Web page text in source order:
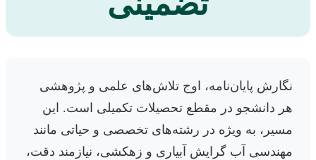
نگارش پایان‌نامه، اوج تلاش‌های علمی و پژوهشی
هر دانشجو در مقطع تحصیلات تکمیلی است. این
مسیر، به ویژه در رشته‌های تخصصی و حیاتی مانند
مهندسی آب گرایش آبیاری و زهکشی، نیازمند دقت،